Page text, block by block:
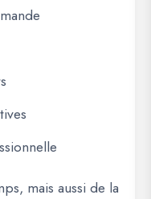
mais aussi de la